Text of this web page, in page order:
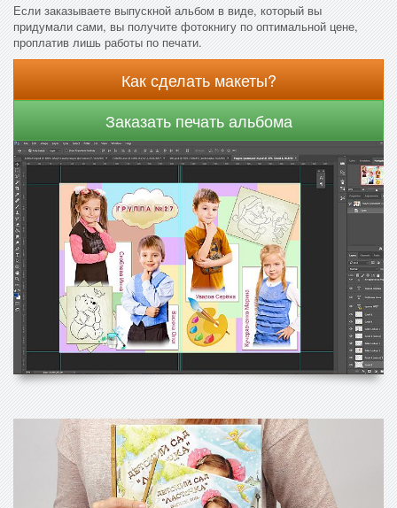
Если заказываете выпускной альбом в виде, который вы
придумали сами, вы получите фотокнигу по оптимальной цене,
проплатив лишь работы по печати.
Как сделать макеты?
Заказать печать альбома